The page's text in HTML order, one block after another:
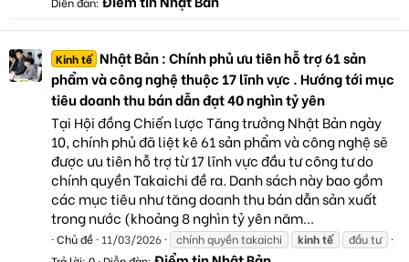
Kinh tế Nhật Bản : Chính phủ ưu tiên hỗ trợ 61 sản
phẩm và công nghệ thuộc 17 lĩnh vực . Hướng tới mục
tiêu doanh thu bán dẫn đạt 40 nghìn tỷ yên
Tại Hội đồng Chiến lược Tăng trưởng Nhật Bản ngày
10, chính phủ đã liệt kê 61 sản phẩm và công nghệ sẽ
được ưu tiên hỗ trợ từ 17 lĩnh vực đầu tư công tư do
chính quyền Takaichi đề ra. Danh sách này bao gồm
các mục tiêu như tăng doanh thu bán dẫn sản xuất
trong nước (khoảng 8 nghìn tỷ yên năm...
Chủ đề 11/03/2026 chính quyền takaichi kinhtế
đầu tư